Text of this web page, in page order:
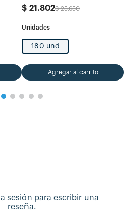
$ 21 .802$ 25.650
180 und
Agregar al carrito
sesión para escribir una
reseña.